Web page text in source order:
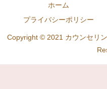
ホーム
プライバシーポリシー
Copyright © 2021 カウンセリ